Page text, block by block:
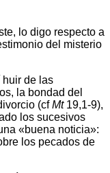
lo digo respecto a
del misterio
huir de las
la bondad del
(cfMt 19,1-9),
los sucesivos
«buena noticia»:
los pecados de